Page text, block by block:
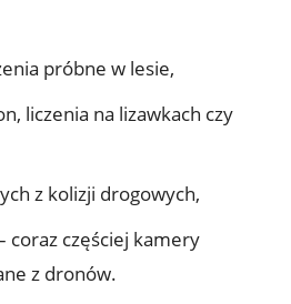
próbne w lesie,
liczenia na lizawkach czy
z kolizji drogowych,
coraz częściej kamery
z dronów.